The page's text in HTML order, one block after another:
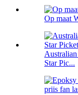
Op maat
Star Pic...